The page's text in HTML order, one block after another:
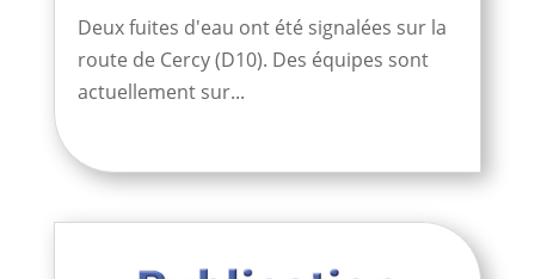
Deux fuites d'eau ont été signalées sur la
route de Cercy (D10). Des équipes sont
actuellement sur...